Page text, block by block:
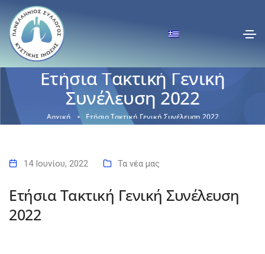
Ετήσια Τακτική Γενική
Συνέλευση 2022
Αρχική Ετήσια Τακτική Γενική Συνέλευση 2022
14 Ιουνίου, 2022 Τα νέα μας
Ετήσια Τακτική Γενική Συνέλευση
2022